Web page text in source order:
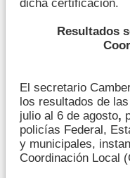
dicha certificación.
Resultados
El secretario
los resultados de
julio al 6 de agosto,
policías Federal,
y municipales,
Coordinación Local